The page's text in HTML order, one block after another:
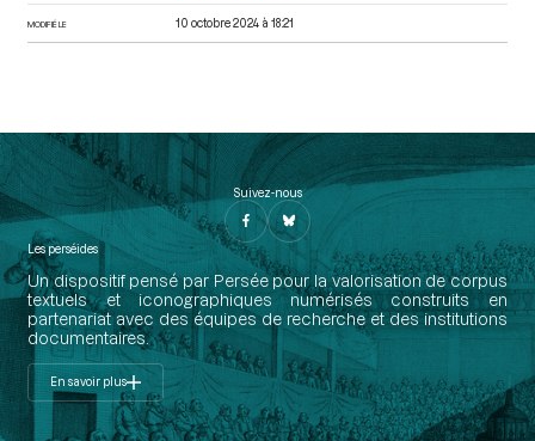
MODIFIÉ LE 10 octobre 2024 à 18:21
Suivez-nous
Les perséides
Un dispositif pensé par Persée pour la valorisation de corpus
textuels et iconographiques numérisés construits en
partenariat avec des équipes de recherche et des institutions
documentaires.
En savoir plus